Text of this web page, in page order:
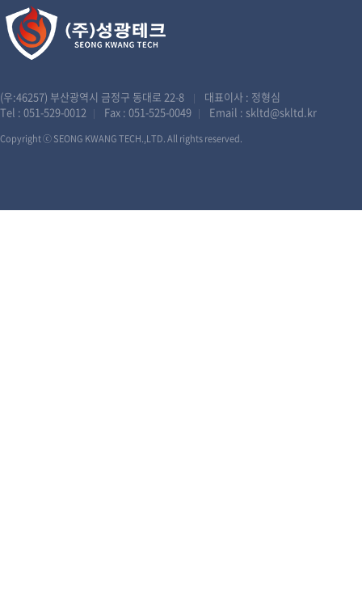
(우:46257) 부산광역시 금정구 동대로 22-8 |
대표이사 : 정형심
Tel : 051-529-0012 | Fax : 051-525-0049 | Email : skltd@skltd.kr
Copyright ⓒ SEONG KWANG TECH.,LTD. All rights reserved.